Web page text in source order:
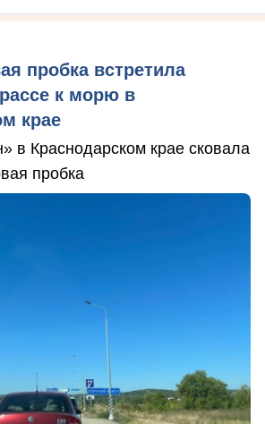
пробка встретила
к морю в
крае
в Краснодарском крае сковала
пробка